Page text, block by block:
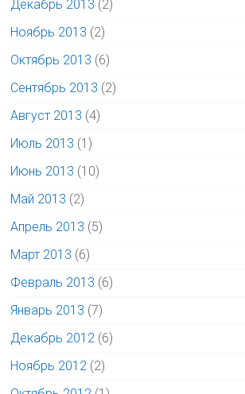
Декабрь 2013 (2)
Ноябрь 2013 (2)
Октябрь 2013 (6)
Сентябрь 2013 (2)
Август 2013 (4)
Июль 2013 (1)
Июнь 2013 (10)
Май 2013 (2)
Апрель 2013 (5)
Март 2013 (6)
Февраль 2013 (6)
Январь 2013 (7)
Декабрь 2012 (6)
Ноябрь 2012 (2)